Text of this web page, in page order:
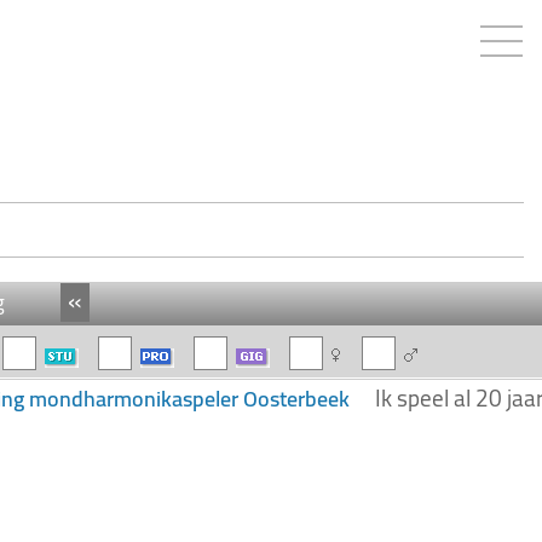
«
mondharmonikaspeler Oosterbeek Ik speel al 20